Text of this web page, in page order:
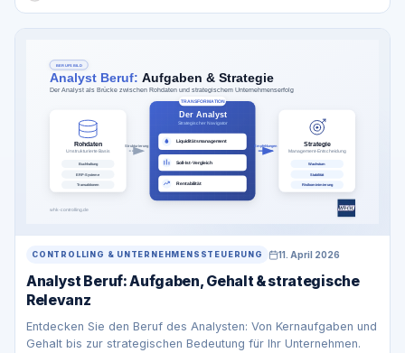
CONTROLLING & UNTERNEHMENSSTEUERUNG 11. April 2026
Analyst Beruf: Aufgaben, Gehalt & strategische
Relevanz
Entdecken Sie den Beruf des Analysten: Von Kernaufgaben und
Gehalt bis zur strategischen Bedeutung für Ihr Unternehmen.